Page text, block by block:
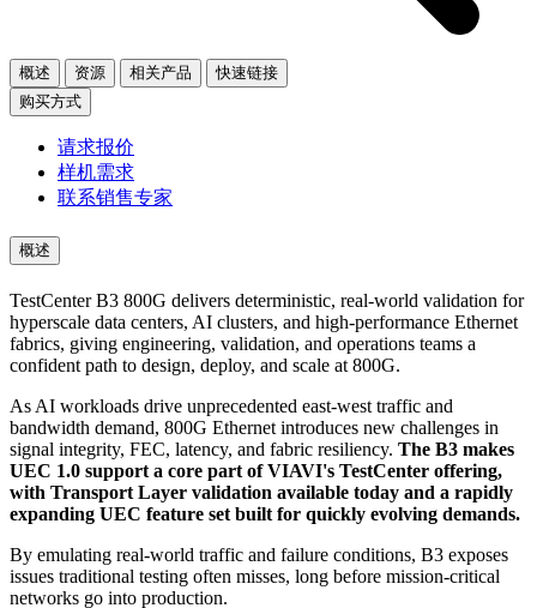
概述 资源 相关产品
快速链接
购买方式
请求报价
样机需求
联系销售专家
概述
TestCenter B3 800G delivers deterministic, real-world validation for
hyperscale data centers, AI clusters, and high-performance Ethernet
fabrics, giving engineering, validation, and operations teams a
confident path to design, deploy, and scale at 800G.
As AI workloads drive unprecedented east-west traffic and
bandwidth demand, 800G Ethernet introduces new challenges in
signal integrity, FEC, latency, and fabric resiliency. The B3 makes
UEC 1.0 support a core part of VIAVI's TestCenter offering,
with Transport Layer validation available today and a rapidly
expanding UEC feature set built for quickly evolving demands.
By emulating real-world traffic and failure conditions, B3 exposes
issues traditional testing often misses, long before mission-critical
networks go into production.